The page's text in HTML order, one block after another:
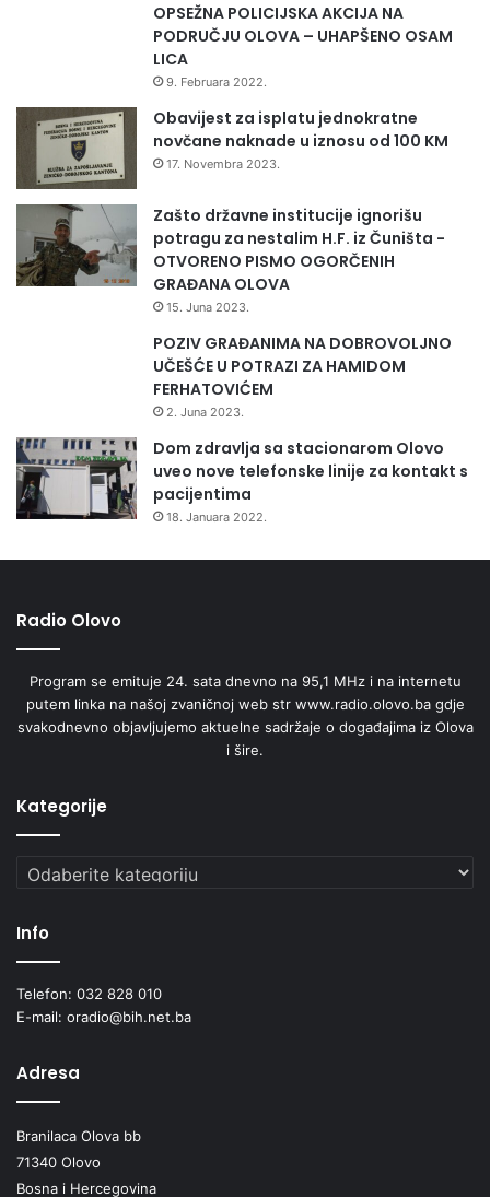
OPSEŽNA POLICIJSKA AKCIJA NA
PODRUČJU OLOVA – UHAPŠENO OSAM
LICA
9. Februara 2022.
Obavijest za isplatu jednokratne
novčane naknade u iznosu od 100 KM
17. Novembra 2023.
Zašto državne institucije ignorišu
potragu za nestalim H.F. iz Čuništa -
OTVORENO PISMO OGORČENIH
GRAĐANA OLOVA
15. Juna 2023.
POZIV GRAĐANIMA NA DOBROVOLJNO
UČEŠĆE U POTRAZI ZA HAMIDOM
FERHATOVIĆEM
2. Juna 2023.
Dom zdravlja sa stacionarom Olovo
uveo nove telefonske linije za kontakt s
pacijentima
18. Januara 2022.
Radio Olovo
Program se emituje 24. sata dnevno na 95,1 MHz i na internetu
putem linka na našoj zvaničnoj web str www.radio.olovo.ba gdje
svakodnevno objavljujemo aktuelne sadržaje o događajima iz Olova
i šire.
Kategorije
Kategorije
Info
Telefon: 032 828 010
E-mail: oradio@bih.net.ba
Adresa
Branilaca Olova bb
71340 Olovo
Bosna i Hercegovina